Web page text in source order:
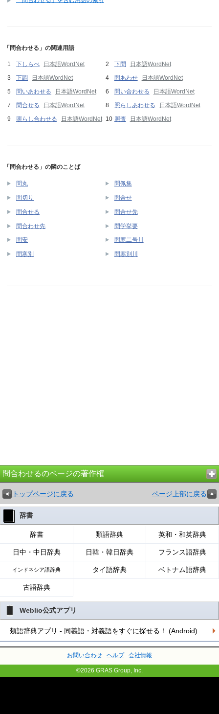
「問合わせる」の関連用語
下しらべ 日本語WordNet 下問
日本語WordNet
下調
日本語WordNet 問あわせ
日本語WordNet
問いあわせる
日本語WordNet 問い合わせる
日本語WordNet
問合せる
日本語WordNet 照らしあわせる
日本語WordNet
照らし合わせる
日本語WordNet 照査 日本語WordNet
「問合わせる」の隣のことば
問丸 問佩集
問切り 問合せ
問合せる 問合せ先
問合わせ先 問学挙要
問安 問寒二号川
問寒別 問寒別川
問合わせるのページの著作権
トップページに戻る ページ上部に戻る
辞書
辞書 類語辞典 英和・和英辞典
日中・中日辞典 日韓・韓日辞典 フランス語辞典
インドネシア語辞典 タイ語辞典 ベトナム語辞典
古語辞典
Weblio公式アプリ
類語辞典アプリ - 同義語・対義語をすぐに探せる！ (Android)
お問い合わせ ヘルプ 会社情報
©2026 GRAS Group, Inc.